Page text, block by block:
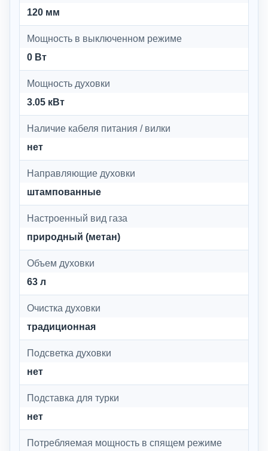
120 мм
Мощность в выключенном режиме
0 Вт
Мощность духовки
3.05 кВт
Наличие кабеля питания / вилки
нет
Направляющие духовки
штампованные
Настроенный вид газа
природный (метан)
Объем духовки
63 л
Очистка духовки
традиционная
Подсветка духовки
нет
Подставка для турки
нет
Потребляемая мощность в спящем режиме